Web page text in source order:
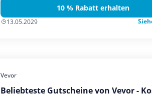
10 % Rabatt erhalten
13.05.2029
Vevor
Beliebteste Gutscheine von Vevor -